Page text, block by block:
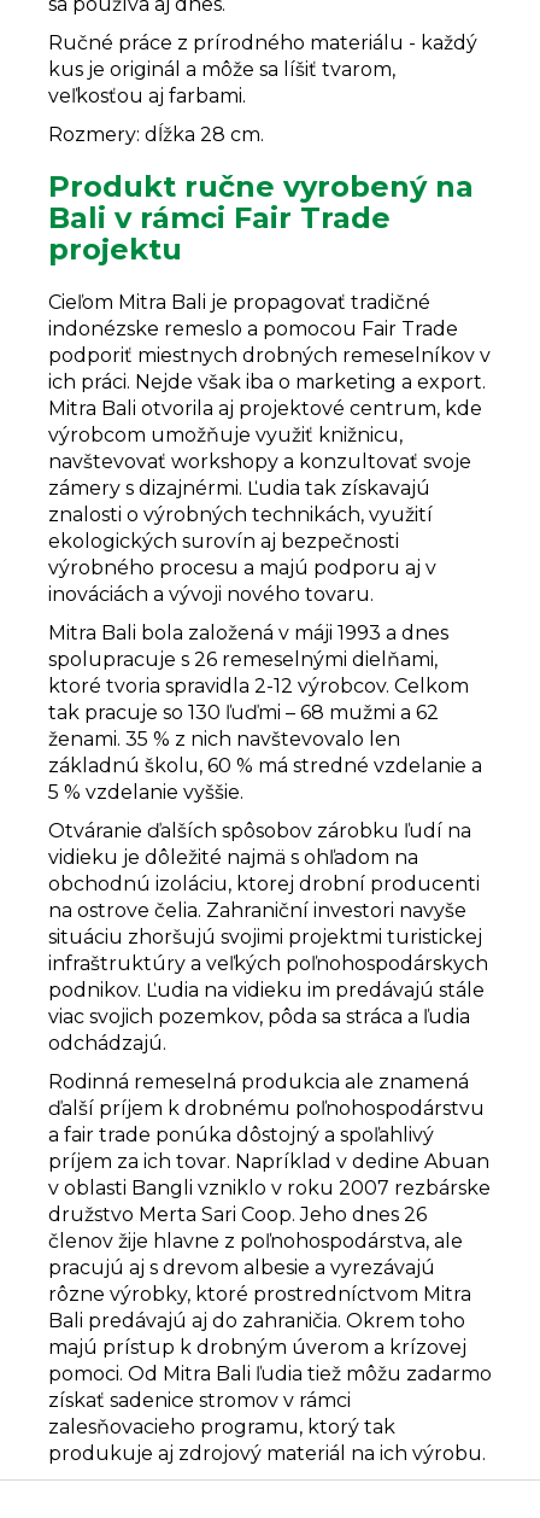
Ručné práce z prírodného materiálu - každý
kus je originál a môže sa líšiť tvarom,
veľkosťou aj farbami.
Rozmery: dĺžka 28 cm.
Produkt ručne vyrobený na
Bali v rámci Fair Trade
projektu
Cieľom Mitra Bali je propagovať tradičné
indonézske remeslo a pomocou Fair Trade
podporiť miestnych drobných remeselníkov v
ich práci. Nejde však iba o marketing a export.
Mitra Bali otvorila aj projektové centrum, kde
výrobcom umožňuje využiť knižnicu,
navštevovať workshopy a konzultovať svoje
zámery s dizajnérmi. Ľudia tak získavajú
znalosti o výrobných technikách, využití
ekologických surovín aj bezpečnosti
výrobného procesu a majú podporu aj v
inováciách a vývoji nového tovaru.
Mitra Bali bola založená v máji 1993 a dnes
spolupracuje s 26 remeselnými dielňami,
ktoré tvoria spravidla 2-12 výrobcov. Celkom
tak pracuje so 130 ľuďmi – 68 mužmi a 62
ženami. 35 % z nich navštevovalo len
základnú školu, 60 % má stredné vzdelanie a
5 % vzdelanie vyššie.
Otváranie ďalších spôsobov zárobku ľudí na
vidieku je dôležité najmä s ohľadom na
obchodnú izoláciu, ktorej drobní producenti
na ostrove čelia. Zahraniční investori navyše
situáciu zhoršujú svojimi projektmi turistickej
infraštruktúry a veľkých poľnohospodárskych
podnikov. Ľudia na vidieku im predávajú stále
viac svojich pozemkov, pôda sa stráca a ľudia
odchádzajú.
Rodinná remeselná produkcia ale znamená
ďalší príjem k drobnému poľnohospodárstvu
a fair trade ponúka dôstojný a spoľahlivý
príjem za ich tovar. Napríklad v dedine Abuan
v oblasti Bangli vzniklo v roku 2007 rezbárske
družstvo Merta Sari Coop. Jeho dnes 26
členov žije hlavne z poľnohospodárstva, ale
pracujú aj s drevom albesie a vyrezávajú
rôzne výrobky, ktoré prostredníctvom Mitra
Bali predávajú aj do zahraničia. Okrem toho
majú prístup k drobným úverom a krízovej
pomoci. Od Mitra Bali ľudia tiež môžu zadarmo
získať sadenice stromov v rámci
zalesňovacieho programu, ktorý tak
produkuje aj zdrojový materiál na ich výrobu.